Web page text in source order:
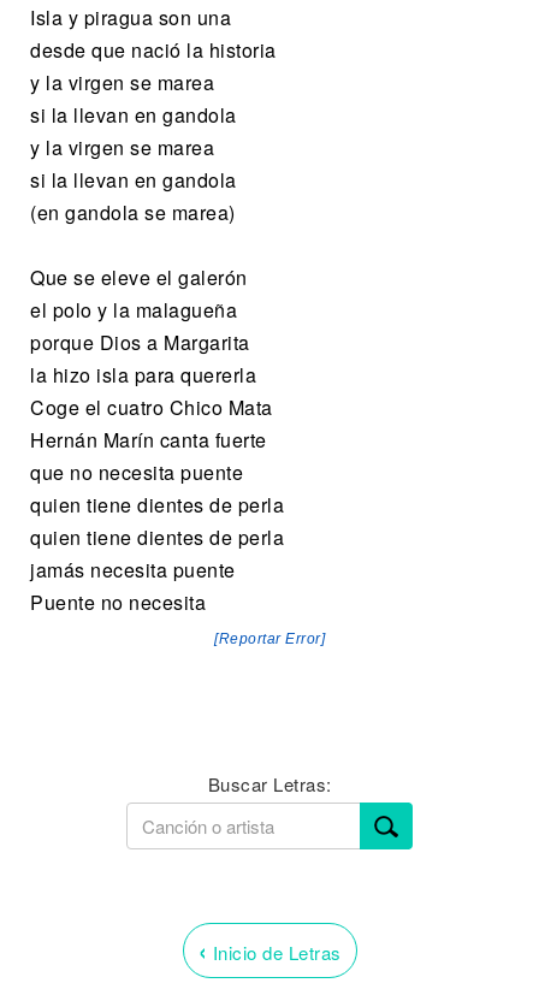
Isla y piragua son una
desde que nació la historia
y la virgen se marea
si la llevan en gandola
y la virgen se marea
si la llevan en gandola
(en gandola se marea)
Que se eleve el galerón
el polo y la malagueña
porque Dios a Margarita
la hizo isla para quererla
Coge el cuatro Chico Mata
Hernán Marín canta fuerte
que no necesita puente
quien tiene dientes de perla
quien tiene dientes de perla
jamás necesita puente
Puente no necesita
[Reportar Error]
Buscar Letras:
‹ Inicio de Letras